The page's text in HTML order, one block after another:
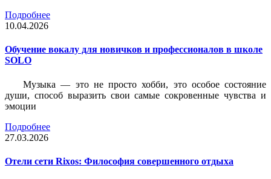
Подробнее
10.04.2026
Обучение вокалу для новичков и профессионалов в школе
SOLO
Музыка — это не просто хобби, это особое состояние
души, способ выразить свои самые сокровенные чувства и
эмоции
Подробнее
27.03.2026
Отели сети Rixos: Философия совершенного отдыха